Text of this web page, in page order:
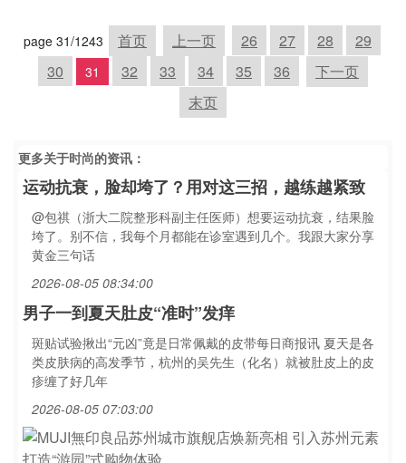
page 31/1243 首页 上一页 26 27 28
29
30
31 32 33 34 35 36
下一页
末页
更多关于时尚的资讯：
运动抗衰，脸却垮了？用对这三招，越练越紧致
@包祺（浙大二院整形科副主任医师）想要运动抗衰，结果脸
垮了。别不信，我每个月都能在诊室遇到几个。我跟大家分享
黄金三句话
2026-08-05 08:34:00
男子一到夏天肚皮“准时”发痒
斑贴试验揪出“元凶”竟是日常佩戴的皮带每日商报讯 夏天是各
类皮肤病的高发季节，杭州的吴先生（化名）就被肚皮上的皮
疹缠了好几年
2026-08-05 07:03:00